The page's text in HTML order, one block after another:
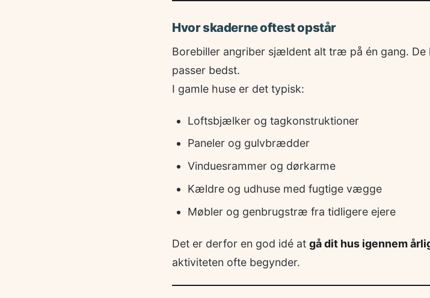
Hvor skaderne oftest opstår
Borebiller angriber sjældent alt træ på én gang.
passer bedst.
I gamle huse er det typisk:
Loftsbjælker og tagkonstruktioner
Paneler og gulvbrædder
Vinduesrammer og dørkarme
Kældre og udhuse med fugtige vægge
Møbler og genbrugstræ fra tidligere ejere
Det er derfor en god idé at gå dit hus igennem
aktiviteten ofte begynder.